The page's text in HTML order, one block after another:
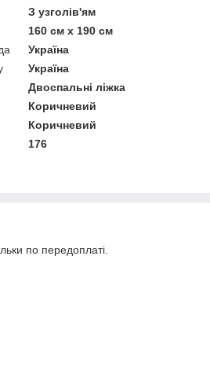
З узголів'ям
160 см х 190 см
Україна
Україна
Двоспальні ліжка
Коричневий
Коричневий
176
по передоплаті.